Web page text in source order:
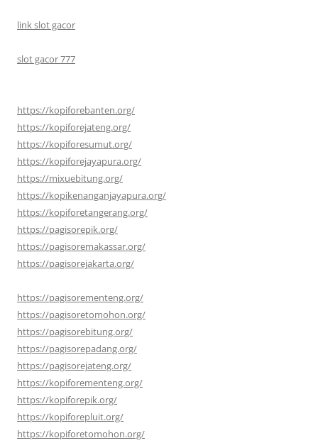
link slot gacor
slot gacor 777
https://kopiforebanten.org/
https://kopiforejateng.org/
https://kopiforesumut.org/
https://kopiforejayapura.org/
https://mixuebitung.org/
https://kopikenanganjayapura.org/
https://kopiforetangerang.org/
https://pagisorepik.org/
https://pagisoremakassar.org/
https://pagisorejakarta.org/
https://pagisorementeng.org/
https://pagisoretomohon.org/
https://pagisorebitung.org/
https://pagisorepadang.org/
https://pagisorejateng.org/
https://kopiforementeng.org/
https://kopiforepik.org/
https://kopiforepluit.org/
https://kopiforetomohon.org/